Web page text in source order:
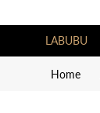
LABUBU
Home